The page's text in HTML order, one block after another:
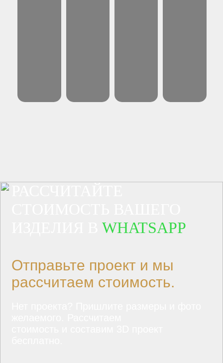
ИЗДЕЛИЯ ВWHATSAPP
Отправьте проект и мы
рассчитаем стоимость.